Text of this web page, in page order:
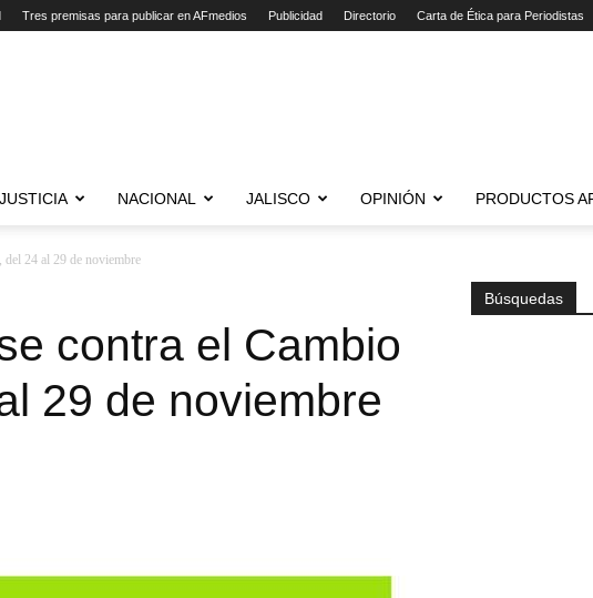
Tres premisas para publicar en AFmedios Publicidad Directorio Carta de Ética para Periodistas
JUSTICIA NACIONAL JALISCO OPINIÓN PRODUCTOS
del 24 al 29 de noviembre
contra el Cambio
29 de noviembre
Búsquedas